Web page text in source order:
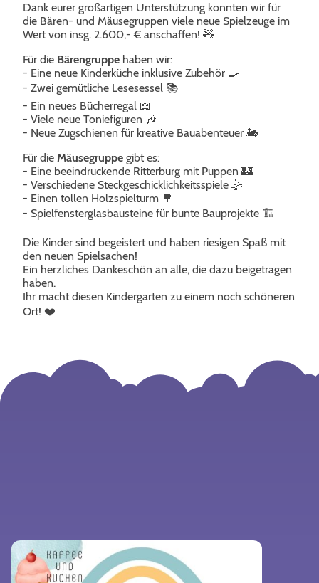
Dank eurer großartigen Unterstützung konnten wir für
die Bären- und Mäusegruppen viele neue Spielzeuge im
Wert von insg. 2.600,- € anschaffen! 🧸
Für die Bärengruppe haben wir:
- Eine neue Kinderküche inklusive Zubehör 🍳
- Zwei gemütliche Lesesessel 📚
- Ein neues Bücherregal 📖
- Viele neue Toniefiguren 🎶
- Neue Zugschienen für kreative Bauabenteuer 🚂
Für die Mäusegruppe gibt es:
- Eine beeindruckende Ritterburg mit Puppen 🏰
- Verschiedene Steckgeschicklichkeitsspiele 🤹
- Einen tollen Holzspielturm 🌳
- Spielfensterglasbausteine für bunte Bauprojekte 🏗️
Die Kinder sind begeistert und haben riesigen Spaß mit
den neuen Spielsachen!
Ein herzliches Dankeschön an alle, die dazu beigetragen
haben.
Ihr macht diesen Kindergarten zu einem noch schöneren
Ort! ❤️